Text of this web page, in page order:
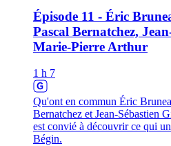
Épisode 11 - Éric
Pascal Bernatchez,
Marie-Pierre Arthur
1 h 7
Qu'ont en commun Éric
Bernatchez et Jean-Sébastien
est convié à découvrir ce qui
Bégin.